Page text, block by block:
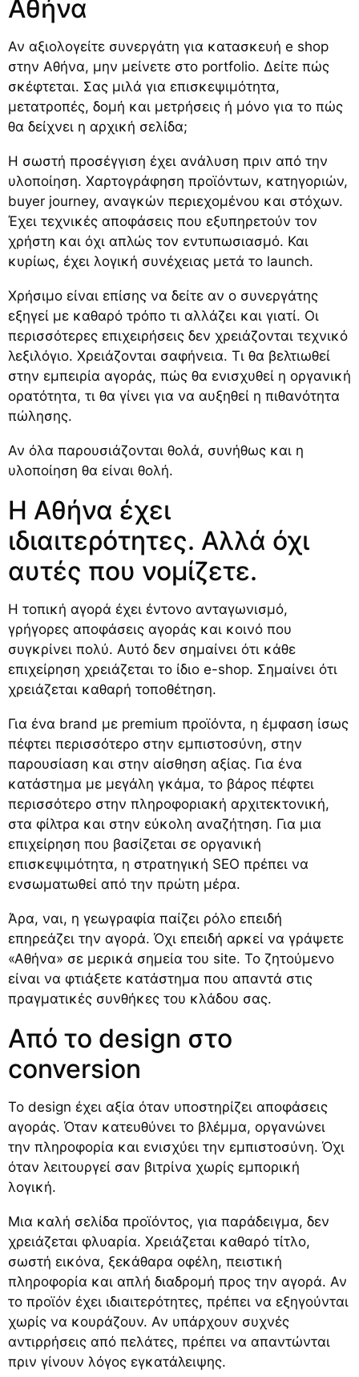
Αθήνα
Αν αξιολογείτε συνεργάτη για κατασκευή e shop
στην Αθήνα, μην μείνετε στο portfolio. Δείτε πώς
σκέφτεται. Σας μιλά για επισκεψιμότητα,
μετατροπές, δομή και μετρήσεις ή μόνο για το πώς
θα δείχνει η αρχική σελίδα;
Η σωστή προσέγγιση έχει ανάλυση πριν από την
υλοποίηση. Χαρτογράφηση προϊόντων, κατηγοριών,
buyer journey, αναγκών περιεχομένου και στόχων.
Έχει τεχνικές αποφάσεις που εξυπηρετούν τον
χρήστη και όχι απλώς τον εντυπωσιασμό. Και
κυρίως, έχει λογική συνέχειας μετά το launch.
Χρήσιμο είναι επίσης να δείτε αν ο συνεργάτης
εξηγεί με καθαρό τρόπο τι αλλάζει και γιατί. Οι
περισσότερες επιχειρήσεις δεν χρειάζονται τεχνικό
λεξιλόγιο. Χρειάζονται σαφήνεια. Τι θα βελτιωθεί
στην εμπειρία αγοράς, πώς θα ενισχυθεί η οργανική
ορατότητα, τι θα γίνει για να αυξηθεί η πιθανότητα
πώλησης.
Αν όλα παρουσιάζονται θολά, συνήθως και η
υλοποίηση θα είναι θολή.
Η Αθήνα έχει
ιδιαιτερότητες. Αλλά όχι
αυτές που νομίζετε.
Η τοπική αγορά έχει έντονο ανταγωνισμό,
γρήγορες αποφάσεις αγοράς και κοινό που
συγκρίνει πολύ. Αυτό δεν σημαίνει ότι κάθε
επιχείρηση χρειάζεται το ίδιο e-shop. Σημαίνει ότι
χρειάζεται καθαρή τοποθέτηση.
Για ένα brand με premium προϊόντα, η έμφαση ίσως
πέφτει περισσότερο στην εμπιστοσύνη, στην
παρουσίαση και στην αίσθηση αξίας. Για ένα
κατάστημα με μεγάλη γκάμα, το βάρος πέφτει
περισσότερο στην πληροφοριακή αρχιτεκτονική,
στα φίλτρα και στην εύκολη αναζήτηση. Για μια
επιχείρηση που βασίζεται σε οργανική
επισκεψιμότητα, η στρατηγική SEO πρέπει να
ενσωματωθεί από την πρώτη μέρα.
Άρα, ναι, η γεωγραφία παίζει ρόλο επειδή
επηρεάζει την αγορά. Όχι επειδή αρκεί να γράψετε
«Αθήνα» σε μερικά σημεία του site. Το ζητούμενο
είναι να φτιάξετε κατάστημα που απαντά στις
πραγματικές συνθήκες του κλάδου σας.
Από το design στο
conversion
Το design έχει αξία όταν υποστηρίζει αποφάσεις
αγοράς. Όταν κατευθύνει το βλέμμα, οργανώνει
την πληροφορία και ενισχύει την εμπιστοσύνη. Όχι
όταν λειτουργεί σαν βιτρίνα χωρίς εμπορική
λογική.
Μια καλή σελίδα προϊόντος, για παράδειγμα, δεν
χρειάζεται φλυαρία. Χρειάζεται καθαρό τίτλο,
σωστή εικόνα, ξεκάθαρα οφέλη, πειστική
πληροφορία και απλή διαδρομή προς την αγορά. Αν
το προϊόν έχει ιδιαιτερότητες, πρέπει να εξηγούνται
χωρίς να κουράζουν. Αν υπάρχουν συχνές
αντιρρήσεις από πελάτες, πρέπει να απαντώνται
πριν γίνουν λόγος εγκατάλειψης.